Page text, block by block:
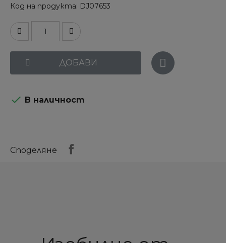
Код на продукта DJ07653
ДОБАВИ
 В наличност
Споделяне